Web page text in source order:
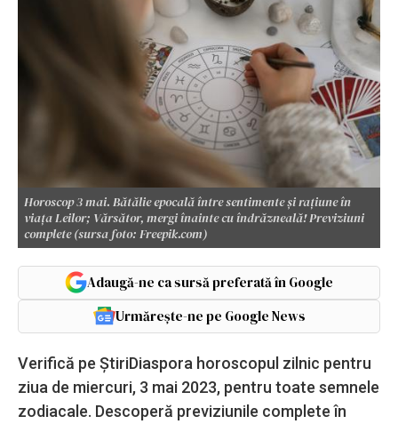
Horoscop 3 mai. Bătălie epocală între sentimente și rațiune în
viața Leilor; Vărsător, mergi înainte cu îndrăzneală! Previziuni
complete (sursa foto: Freepik.com)
Adaugă-ne ca sursă preferată în Google
Urmărește-ne pe Google News
Verifică pe ȘtiriDiaspora horoscopul zilnic pentru
ziua de miercuri, 3 mai 2023, pentru toate semnele
zodiacale. Descoperă previziunile complete în